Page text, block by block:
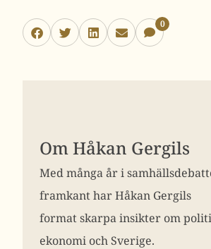
0
Om Håkan Gergils
Med många år i
framkant har Håkan Gergils
format skarpa insikter om
ekonomi och Sverige.